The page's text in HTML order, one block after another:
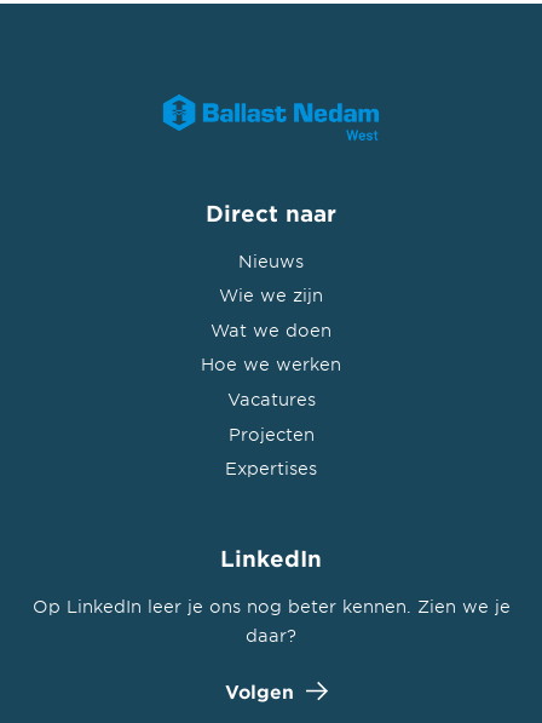
Direct naar
Nieuws
Wie we zijn
Wat we doen
Hoe we werken
Vacatures
Projecten
Expertises
LinkedIn
Op LinkedIn leer je ons nog beter kennen. Zien we je
daar?
Volgen